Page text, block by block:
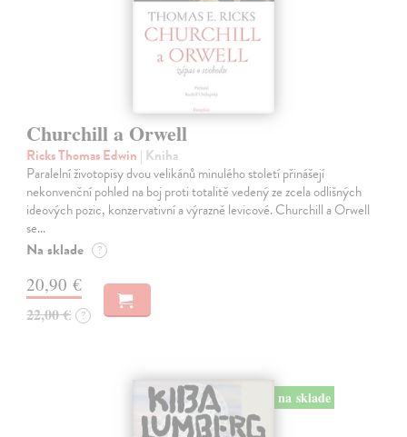
Churchill a Orwell
Ricks Thomas Edwin | Kniha
Paralelní životopisy dvou velikánů minulého století přinášejí
nekonvenční pohled na boj proti totalitě vedený ze zcela odlišných
ideových pozic, konzervativní a výrazně levicové. Churchill a Orwell
se…
Na sklade ?
20,90 €
22,00 € ?
na sklade